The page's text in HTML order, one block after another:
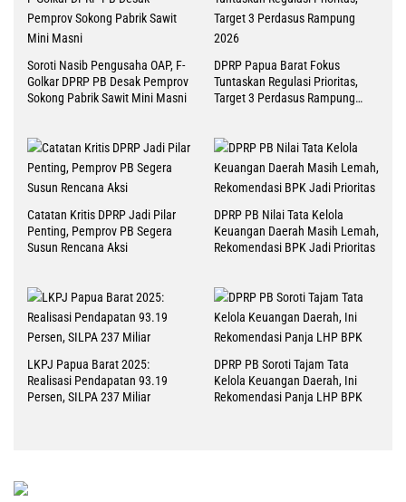
Soroti Nasib Pengusaha OAP, F-
Golkar DPRP PB Desak Pemprov
Sokong Pabrik Sawit Mini Masni
DPRP Papua Barat Fokus
Tuntaskan Regulasi Prioritas,
Target 3 Perdasus Rampung
Catatan Kritis DPRP Jadi Pilar
Penting, Pemprov PB Segera
Susun Rencana Aksi
DPRP PB Nilai Tata Kelola
Keuangan Daerah Masih Lemah,
Rekomendasi BPK Jadi Prioritas
LKPJ Papua Barat 2025:
Realisasi Pendapatan 93.19
Persen, SILPA 237 Miliar
DPRP PB Soroti Tajam Tata
Kelola Keuangan Daerah, Ini
Rekomendasi Panja LHP BPK